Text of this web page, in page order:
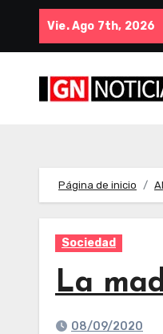
Vie. Ago 7th, 2026
Página de inicio
Sociedad
La
08/09/2020